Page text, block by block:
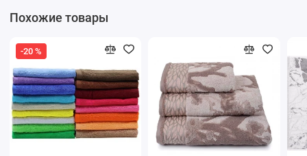
Похожие товары
-20 %